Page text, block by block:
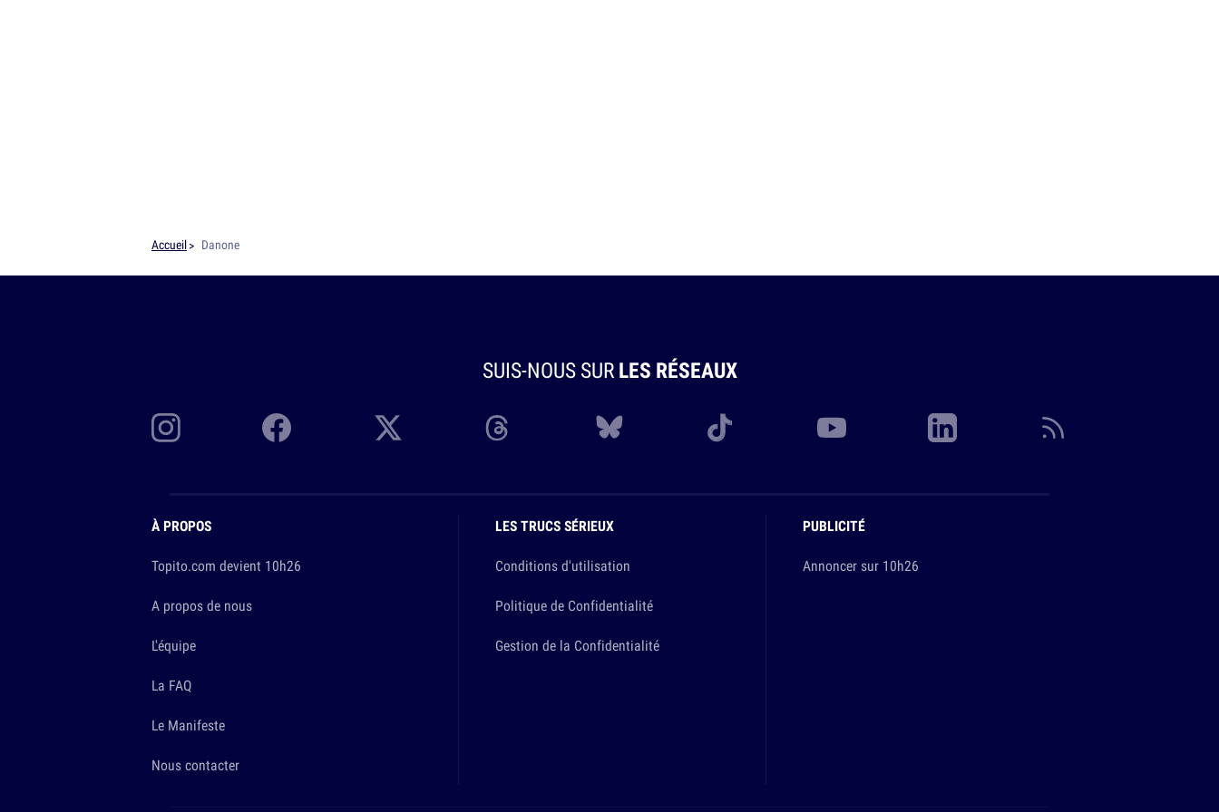
Accueil Danone
SUIS-NOUS SURLES RÉSEAUX
À PROPOS
Topito.com devient 10h26
A propos de nous
L'équipe
La FAQ
Le Manifeste
Nous contacter
LES TRUCS SÉRIEUX
Conditions d'utilisation
Politique de Confidentialité
Gestion de la Confidentialité
PUBLICITÉ
Annoncer sur 10h26